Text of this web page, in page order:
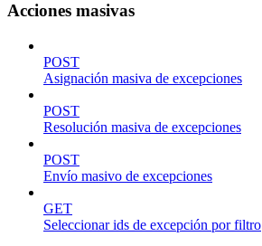
Acciones masivas
POST
Asignación masiva de excepciones
POST
Resolución masiva de excepciones
POST
Envío masivo de excepciones
GET
Seleccionar ids de excepción por filtro